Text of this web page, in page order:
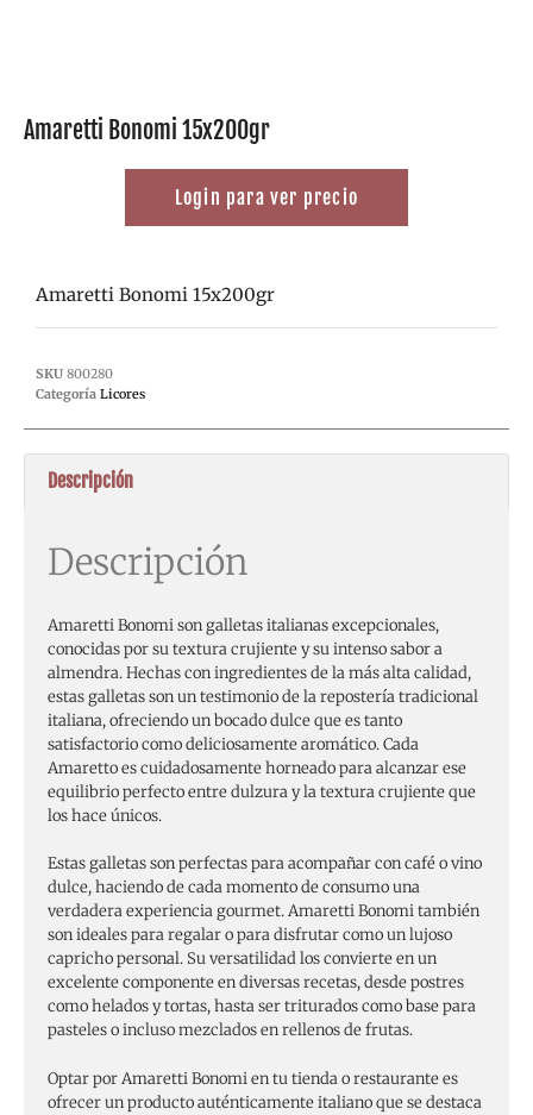
Amaretti Bonomi 15x200gr
Login para ver precio
Amaretti Bonomi 15x200gr
SKU 800280
Categoría Licores
Descripción
Descripción
Amaretti Bonomi son galletas italianas excepcionales,
conocidas por su textura crujiente y su intenso sabor a
almendra. Hechas con ingredientes de la más alta calidad,
estas galletas son un testimonio de la repostería tradicional
italiana, ofreciendo un bocado dulce que es tanto
satisfactorio como deliciosamente aromático. Cada
Amaretto es cuidadosamente horneado para alcanzar ese
equilibrio perfecto entre dulzura y la textura crujiente que
los hace únicos.
Estas galletas son perfectas para acompañar con café o vino
dulce, haciendo de cada momento de consumo una
verdadera experiencia gourmet. Amaretti Bonomi también
son ideales para regalar o para disfrutar como un lujoso
capricho personal. Su versatilidad los convierte en un
excelente componente en diversas recetas, desde postres
como helados y tortas, hasta ser triturados como base para
pasteles o incluso mezclados en rellenos de frutas.
Optar por Amaretti Bonomi en tu tienda o restaurante es
ofrecer un producto auténticamente italiano que se destaca